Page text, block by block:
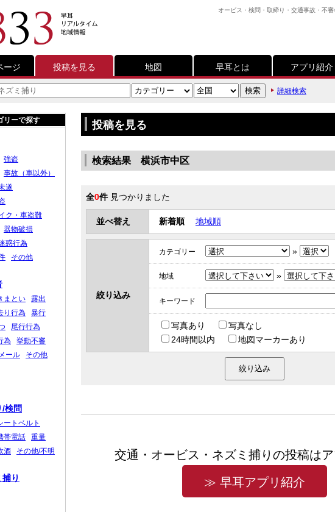
オービス・検問・取締り・交通事故・不
ージ 投稿を見る 地図 早耳とは アプリ紹介
詳細検索
投稿を見る
検索結果 横浜市中区
全0件 見つかりました
並べ替え 新着順 地域順
絞り込み
カテゴリー »
地域 »
キーワード
写真あり
写真なし
24時間以内
地図マーカーあり
交通・オービス・ネズミ捕りの投稿はア
≫ 早耳アプリ紹介
リーで探す
強盗
事故（車以外）
遂
ク・車盗難
器物破損
惑行為
その他
まとい
露出
り行為
暴行
尾行行為
為
挙動不審
ール
その他
検問
ートベルト
帯電話
重量
酒 その他/不明
り